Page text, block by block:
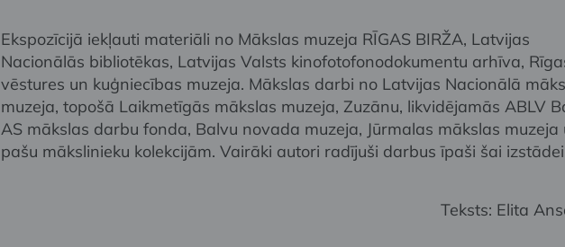
Ekspozīcijā iekļauti materiāli no Mākslas muzeja RĪGAS BIRŽA, Latvijas
Nacionālās bibliotēkas, Latvijas Valsts kinofotofonodokumentu arhīva,
vēstures un kuģniecības muzeja. Mākslas darbi no Latvijas Nacionālā
muzeja, topošā Laikmetīgās mākslas muzeja, Zuzānu, likvidējamās ABLV
AS mākslas darbu fonda, Balvu novada muzeja, Jūrmalas mākslas muzeja
pašu mākslinieku kolekcijām. Vairāki autori radījuši darbus īpaši šai
Teksts: Elita